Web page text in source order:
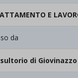
E
da
di